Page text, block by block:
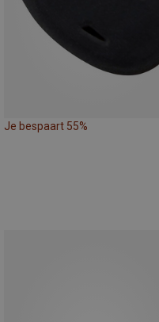
Je bespaart 55%